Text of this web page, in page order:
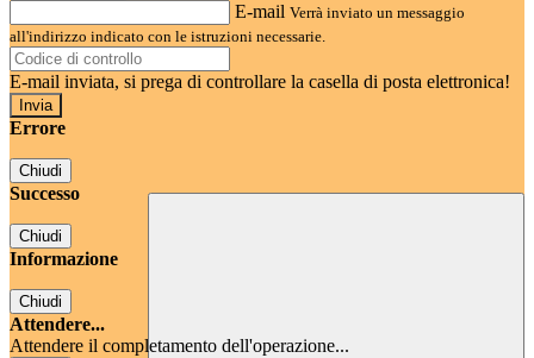
E-mail Verrà inviato un messaggio
all'indirizzo indicato con le istruzioni necessarie.
E-mail inviata, si prega di controllare la casella di posta elettronica!
Errore
Chiudi
Successo
Chiudi
Informazione
Chiudi
Attendere...
Attendere il completamento dell'operazione...